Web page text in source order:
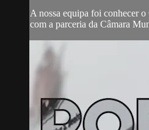
A nossa equipa foi conhecer
com a parceria da Câmara